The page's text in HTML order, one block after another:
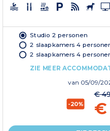
Studio 2 personen
2 slaapkamers 4
2 slaapkamers 4
ZIE MEER
van 05/09/
-20%
€
€